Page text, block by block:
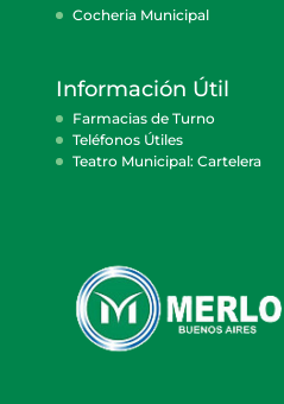
Cocheria Municipal
Información Útil
Farmacias de Turno
Teléfonos Útiles
Teatro Municipal: Cartelera